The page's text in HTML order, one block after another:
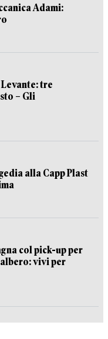
Adami:
tre
– Gli
alla Capp Plast
col pick-up per
albero: vivi per